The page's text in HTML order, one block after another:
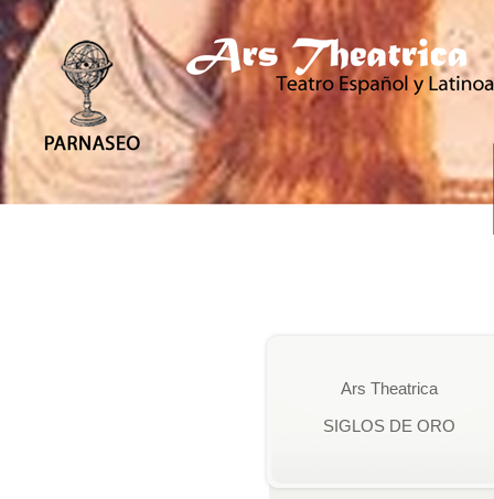
Ars Theatrica
SIGLOS DE ORO